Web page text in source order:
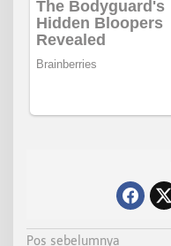
Pos sebelumnya